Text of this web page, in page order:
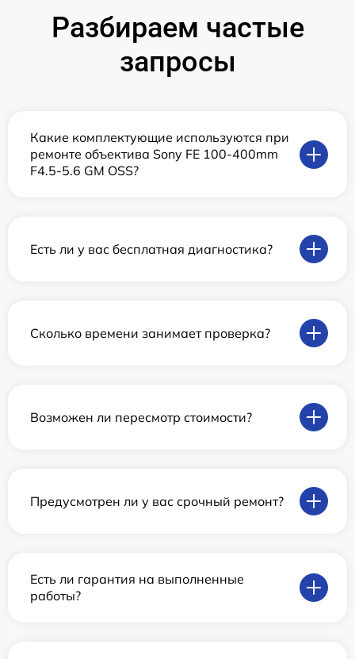
Разбираем частые
запросы
Какие комплектующие используются при
ремонте объектива Sony FE 100-400mm
F4.5-5.6 GM OSS?
Есть ли у вас бесплатная диагностика?
Сколько времени занимает проверка?
Возможен ли пересмотр стоимости?
Предусмотрен ли у вас срочный ремонт?
Есть ли гарантия на выполненные
работы?